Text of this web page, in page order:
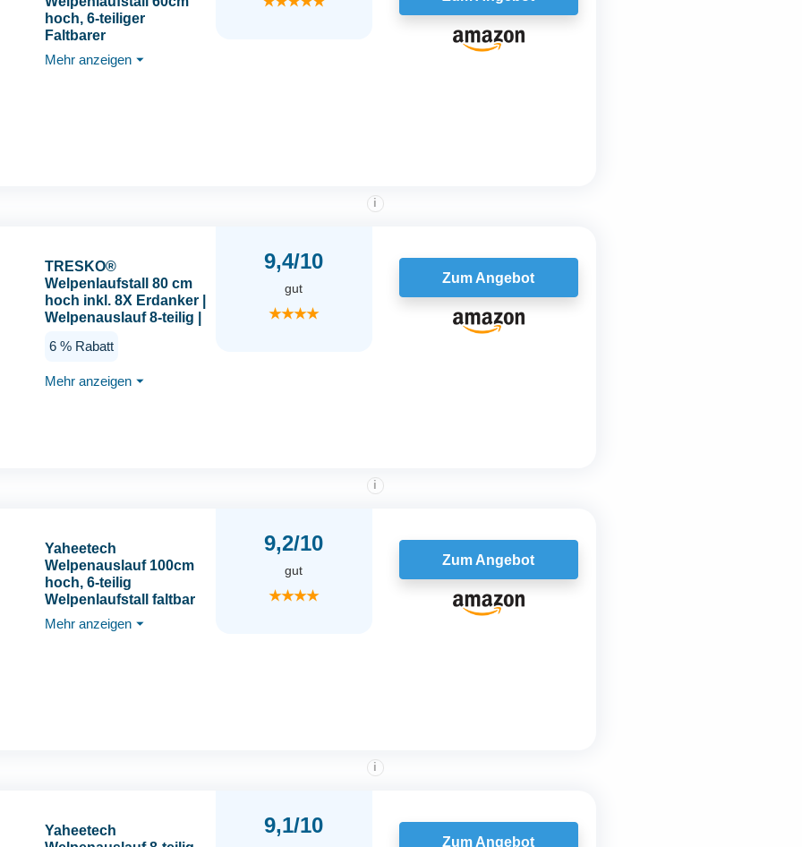
hoch, 6-teiliger
Faltbarer
Welpenauslauf,
Automatische
Mehr anzeigen ⏷
TRESKO®
Welpenlaufstall 80 cm
hoch inkl. 8X Erdanker |
Welpenauslauf 8-teilig |
mit Tür | Aufbau
Tierlaufstall Hunde
6 % Rabatt
Mehr anzeigen ⏷
9,4/10
i
gut
★★★★
Zum Angebot
Yaheetech
Welpenauslauf 100cm
hoch, 6-teilig
Welpenlaufstall faltbar
mit Tür, Hundelaufstall
Freilaufgehege für
Mehr anzeigen ⏷
9,2/10
i
gut
★★★★
Zum Angebot
Yaheetech
9,1/10
i
Zum Angebot